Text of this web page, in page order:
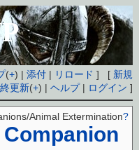
(+) |添付 | リロード ] [ 新規
更新(+) |ヘルプ| ログイン ]
Companion
Animal Extermination?